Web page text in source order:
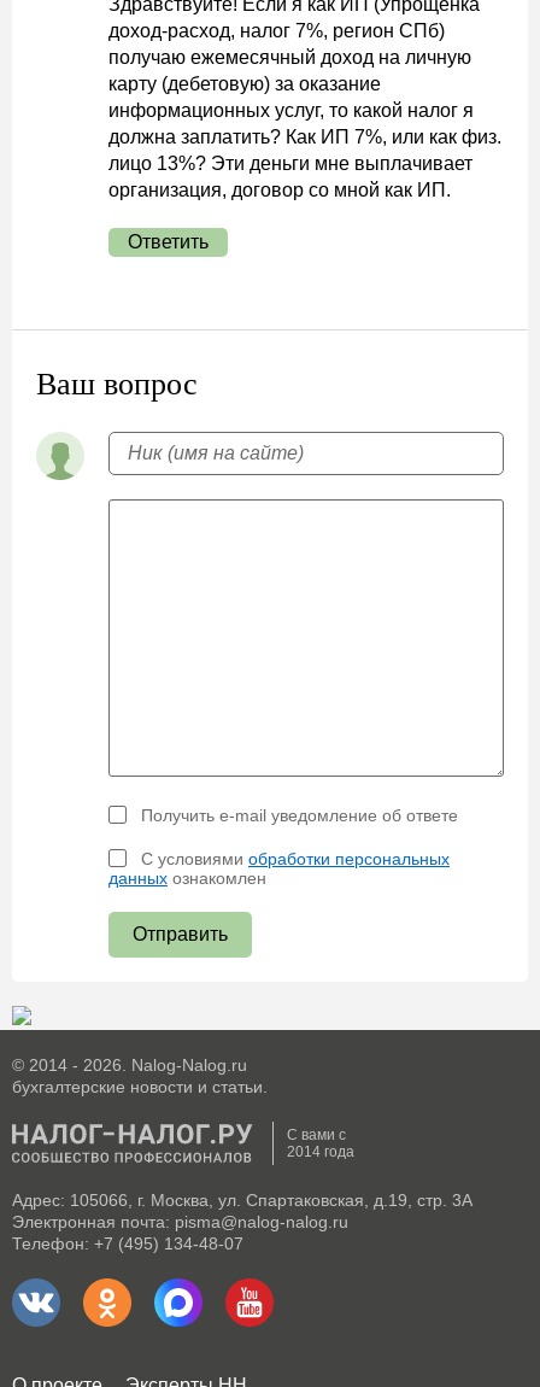
Здравствуйте! Если я как ИП (Упрощенка
доход-расход, налог 7%, регион СПб)
получаю ежемесячный доход на личную
карту (дебетовую) за оказание
информационных услуг, то какой налог я
должна заплатить? Как ИП 7%, или как физ.
лицо 13%? Эти деньги мне выплачивает
организация, договор со мной как ИП.
Ответить
Ваш вопрос
Получить e-mail уведомление об ответе
С условиями обработки персональных
данных ознакомлен
Отправить
© 2014 - 2026. Nalog-Nalog.ru
бухгалтерские новости и статьи.
С вами с
2014 года
Адрес: 105066, г. Москва, ул. Спартаковская, д.19, стр. 3А
Электронная почта: pisma@nalog-nalog.ru
Телефон: +7 (495) 134-48-07